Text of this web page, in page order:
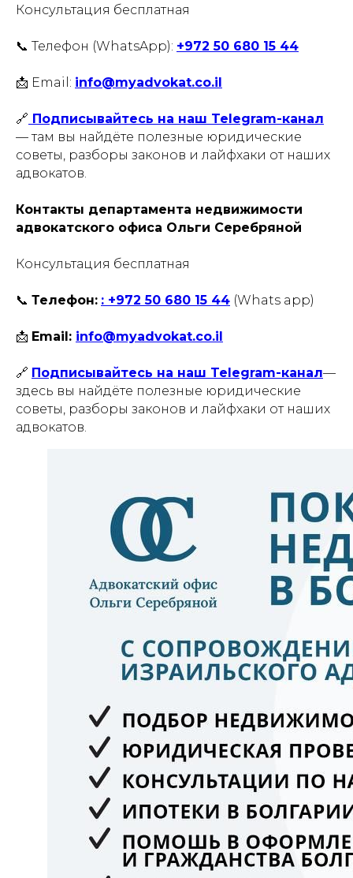
Консультация бесплатная
📞 Телефон (WhatsApp): +972 50 680 15 44
📩 Email: info@myadvokat.co.il
🔗 Подписывайтесь на наш Telegram-канал
— там вы найдёте полезные юридические
советы, разборы законов и лайфхаки от наших
адвокатов.
Контакты департамента недвижимости
адвокатского офиса Ольги Серебряной
Консультация бесплатная
📞 Телефон: : +972 50 680 15 44 (Whats app)
📩 Email: info@myadvokat.co.il
🔗 Подписывайтесь на наш Telegram-канал—
здесь вы найдёте полезные юридические
советы, разборы законов и лайфхаки от наших
адвокатов.